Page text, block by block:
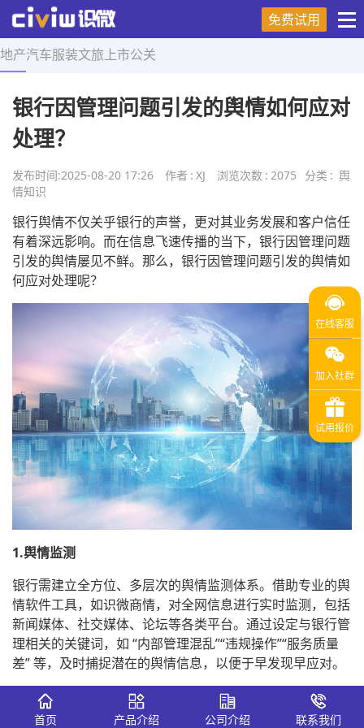
免费试用
地产汽车服装文旅 上市公关
首页 > 舆情知识 > 正文
银行因管理问题引发的舆情如何应对
处理？
发布时间:2025-08-20 17:26 作者 : XJ 浏览次数 : 2075 分类 : 舆
情知识
银行舆情不仅关乎银行的声誉，更对其业务发展和客户信任
有着深远影响。而在信息飞速传播的当下，银行因管理问题
引发的舆情屡见不鲜。那么，银行因管理问题引发的舆情如
何应对处理呢？
1.舆情监测
银行需建立全方位、多层次的舆情监测体系。借助专业的舆
情软件工具，如识微商情，对全网信息进行实时监测，包括
新闻媒体、社交媒体、论坛等各类平台。通过设定与银行管
理相关的关键词，如 “内部管理混乱”“违规操作”“服务质量
差” 等，及时捕捉潜在的舆情信息，以便于早发现早应对。
2.快速响应
首页 产品介绍 公司介绍 联系我们